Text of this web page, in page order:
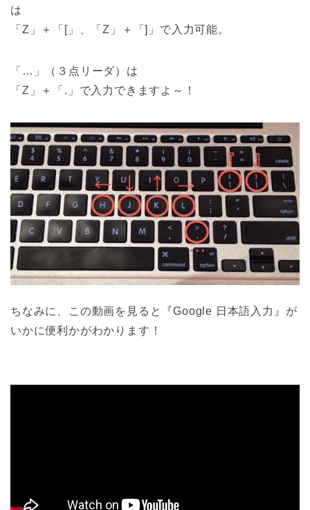
は
「Z」＋「[」、「Z」＋「]」で入力可能。
「…」（３点リーダ）は
「Z」＋「.」で入力できますよ～！
ちなみに、この動画を見ると『Google 日本語入力』が
いかに便利かがわかります！